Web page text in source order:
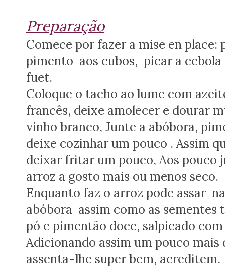
Preparação
Comece por fazer a mise en
pimento aos cubos, picar a
fuet.
Coloque o tacho ao lume com
francês, deixe amolecer e dourar
vinho branco, Junte a abóbora,
deixe cozinhar um pouco . Assim
deixar fritar um pouco, Aos pouco
arroz a gosto mais ou menos seco.
Enquanto faz o arroz pode assar
abóbora assim como as sementes
pó e pimentão doce, salpicado
Adicionando assim um pouco
assenta-lhe super bem, acreditem.